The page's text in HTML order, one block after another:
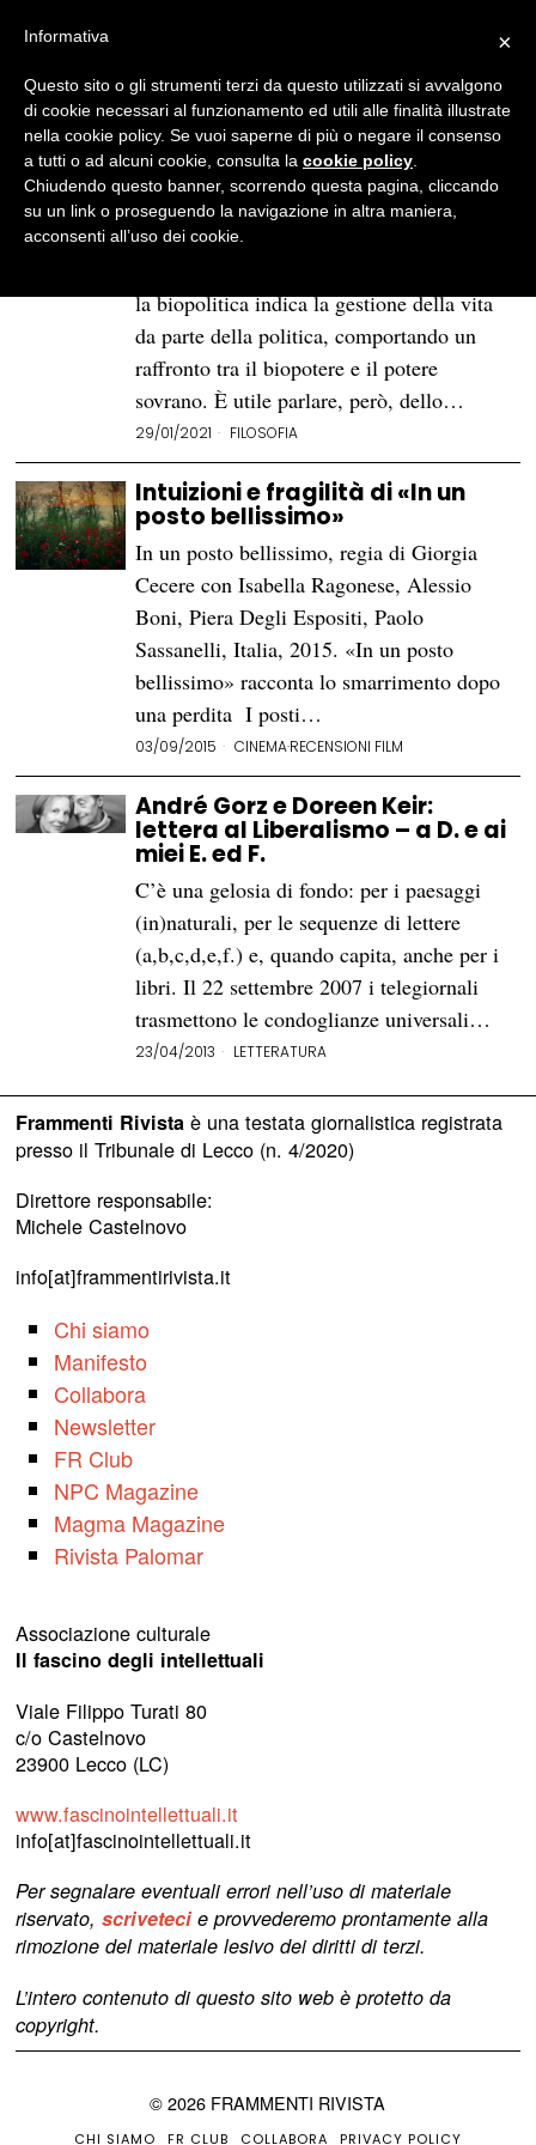
BROWSE TAG
Simone de Beauvoir
Biopolitica e differenza
sessuale tra Arendt, Agamben
e de Beauvoir
la biopolitica indica la gestione della vita
da parte della politica, comportando un
raffronto tra il biopotere e il potere
sovrano. È utile parlare, però, dello…
29/01/2021 FILOSOFIA
Intuizioni e fragilità di «In un
posto bellissimo»
In un posto bellissimo, regia di Giorgia
Cecere con Isabella Ragonese, Alessio
Boni, Piera Degli Espositi, Paolo
Sassanelli, Italia, 2015. «In un posto
bellissimo» racconta lo smarrimento dopo
una perdita I posti…
03/09/2015 CINEMA·RECENSIONI FILM
André Gorz e Doreen Keir:
lettera al Liberalismo – a D. e ai
miei E. ed F.
C’è una gelosia di fondo: per i paesaggi
(in)naturali, per le sequenze di lettere
(a,b,c,d,e,f.) e, quando capita, anche per i
libri. Il 22 settembre 2007 i telegiornali
trasmettono le condoglianze universali…
23/04/2013 LETTERATURA
Frammenti Rivistaè una testata giornalistica registrata
presso il Tribunale di Lecco (n. 4/2020)
Direttore responsabile:
Michele Castelnovo
info[at]frammentirivista.it
Chi siamo
Manifesto
Collabora
Newsletter
FR Club
NPC Magazine
Magma Magazine
Rivista Palomar
Associazione culturale
Il fascino degli intellettuali
Viale Filippo Turati 80
c/o Castelnovo
23900 Lecco (LC)
www.fascinointellettuali.it
info[at]fascinointellettuali.it
Per segnalare eventuali errori nell’uso di materiale
riservato,scriveteci e provvederemo prontamente alla
rimozione del materiale lesivo dei diritti di terzi.
L’intero contenuto di questo sito web è protetto da
copyright.
©2026 FRAMMENTI RIVISTA
CHI SIAMO FR CLUB COLLABORA PRIVACY POLICY
×
Informativa
Questo sito o gli strumenti terzi da questo utilizzati si avvalgono
di cookie necessari al funzionamento ed utili alle finalità illustrate
nella cookie policy. Se vuoi saperne di più o negare il consenso
a tutti o ad alcuni cookie, consulta la cookie policy
Chiudendo questo banner, scorrendo questa pagina, cliccando
su un link o proseguendo la navigazione in altra maniera,
acconsenti all’uso dei cookie.